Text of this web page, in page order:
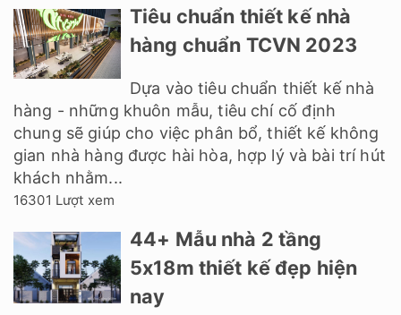
Tiêu chuẩn thiết kế nhà
hàng chuẩn TCVN 2023
Dựa vào tiêu chuẩn thiết kế nhà
hàng - những khuôn mẫu, tiêu chí cố định
chung sẽ giúp cho việc phân bổ, thiết kế không
gian nhà hàng được hài hòa, hợp lý và bài trí hút
khách nhằm...
16301 Lượt xem
44+ Mẫu nhà 2 tầng
5x18m thiết kế đẹp hiện
nay